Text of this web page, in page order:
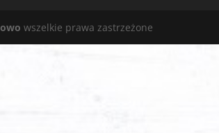
wszelkie prawa zastrzeżone